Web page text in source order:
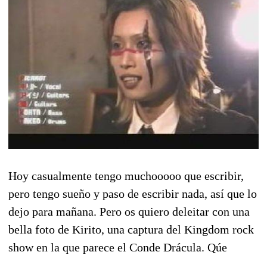
Hoy casualmente tengo muchooooo que escribir,
pero tengo sueño y paso de escribir nada, así que lo
dejo para mañana. Pero os quiero deleitar con una
bella foto de Kirito, una captura del Kingdom rock
show en la que parece el Conde Drácula. Qúe